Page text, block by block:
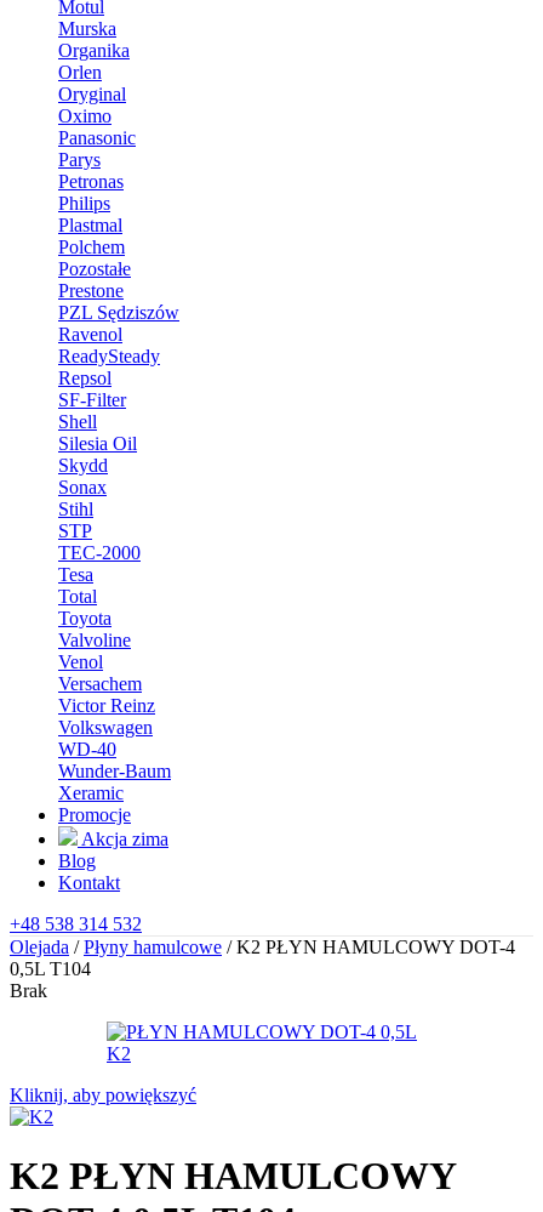
Motul
Murska
Organika
Orlen
Oryginal
Oximo
Panasonic
Parys
Petronas
Philips
Plastmal
Polchem
Pozostałe
Prestone
PZL Sędziszów
Ravenol
ReadySteady
Repsol
SF-Filter
Shell
Silesia Oil
Skydd
Sonax
Stihl
STP
TEC-2000
Tesa
Total
Toyota
Valvoline
Venol
Versachem
Victor Reinz
Volkswagen
WD-40
Wunder-Baum
Xeramic
Promocje
Akcja zima
Blog
Kontakt
+48 538 314 532
Olejada /Płyny hamulcowe /K2 PŁYN HAMULCOWY DOT-4
0,5L T104
Brak
Kliknij, aby powiększyć
K2 PŁYN HAMULCOWY